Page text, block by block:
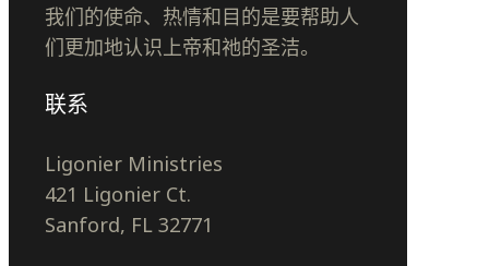
我们的使命、热情和目的是要帮助人
们更加地认识上帝和祂的圣洁。
联系
Ligonier Ministries
421 Ligonier Ct.
Sanford, FL 32771